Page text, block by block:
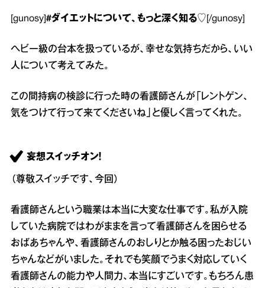
[gunosy] #ダイエットについて、もっと深く知る♡ [/gunosy]
ヘビー級の台本を扱っているが、幸せな気持ちだから、いい
人について考えてみた。
この間持病の検診に行った時の看護師さんが「レントゲン、
気をつけて行って来てくださいね」と優しく言ってくれた。
妄想スイッチオン！
（尊敬スイッチです、今回）
看護師さんという職業は本当に大変な仕事です。私が入院
していた病院ではわがままを言って看護師さんを困らせる
おばあちゃんや、看護師さんのおしりとか触る困ったおじい
ちゃんなどがいました。それでも笑顔でうまく対応していく
看護師さんの能力や人間力、本当にすごいです。もちろん患